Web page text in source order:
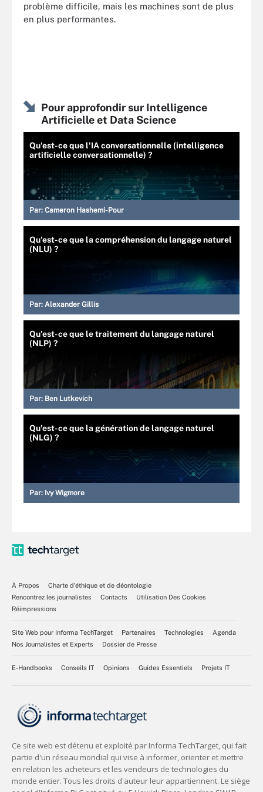
problème difficile, mais les machines sont de plus
en plus performantes.
Pour approfondir sur Intelligence
Artificielle et Data Science
Qu'est-ce que l'IA conversationnelle (intelligence
artificielle conversationnelle) ?
Par: Cameron Hashemi-Pour
Qu'est-ce que la compréhension du langage naturel
(NLU) ?
Par: Alexander Gillis
Qu'est-ce que le traitement du langage naturel
(NLP) ?
Par: Ben Lutkevich
Qu'est-ce que la génération de langage naturel
(NLG) ?
Par: Ivy Wigmore
À Propos
Charte d’éthique et de déontologie
Rencontrez les journalistes
Contacts
Utilisation Des Cookies
Réimpressions
Site Web pour Informa TechTarget Partenaires Technologies
Agenda
Nos Journalistes et Experts
Dossier de Presse
E-Handbooks Conseils IT Opinions Guides Essentiels Projets IT